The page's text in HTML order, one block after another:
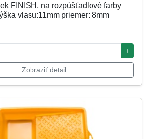
FINISH, na rozpúšťadlové farby
vlasu:11mm priemer: 8mm
+
Zobraziť detail